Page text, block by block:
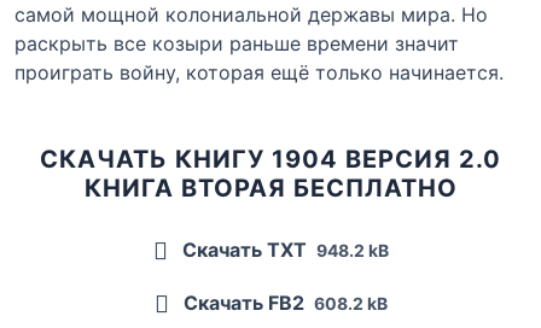
самой мощной колониальной державы мира. Но
раскрыть все козыри раньше времени значит
проиграть войну, которая ещё только начинается.
СКАЧАТЬ КНИГУ 1904 ВЕРСИЯ 2.0
КНИГА ВТОРАЯ БЕСПЛАТНО
Скачать TXT 948.2 kB
Скачать FB2 608.2 kB